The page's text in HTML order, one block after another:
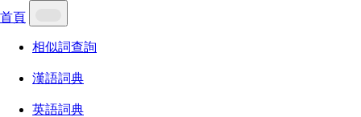
首頁
相似詞查詢
漢語詞典
英語詞典